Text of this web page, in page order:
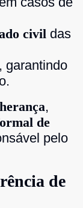
civil das
, garantindo
herança,
de
pelo
de